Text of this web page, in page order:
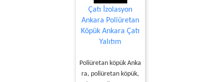
Çatı İzolasyon
Ankara Poliüretan
Köpük Ankara Çatı
Yalıtım
Poliüretan köpük Anka
ra, poliüretan köpük,